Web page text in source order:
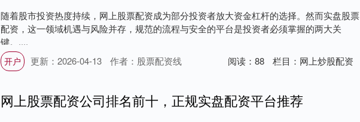
随着股市投资热度持续，网上股票配资成为部分投资者放大资金杠杆的选择。然而实盘股票
配资，这一领域机遇与风险并存，规范的流程与安全的平台是投资者必须掌握的两大关
键。....
开户 更新：2026-04-13 作者：股票配资线 阅读： 88 栏目： 网上炒股配资
网上股票配资公司排名前十，正规实盘配资平台推荐